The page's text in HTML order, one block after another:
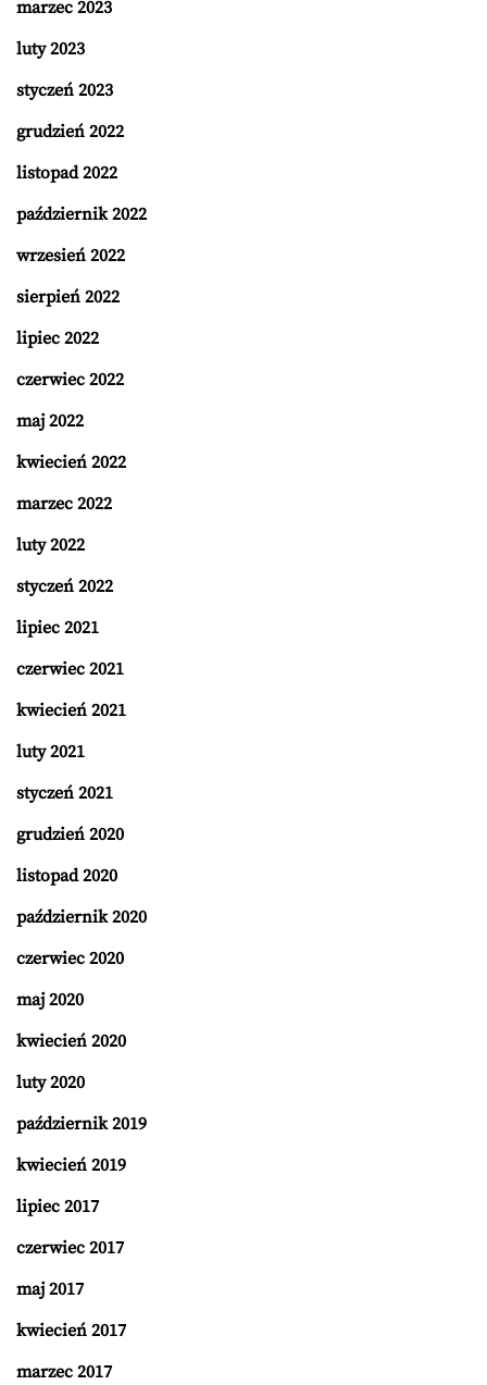
marzec 2023
luty 2023
styczeń 2023
grudzień 2022
listopad 2022
październik 2022
wrzesień 2022
sierpień 2022
lipiec 2022
czerwiec 2022
maj 2022
kwiecień 2022
marzec 2022
luty 2022
styczeń 2022
lipiec 2021
czerwiec 2021
kwiecień 2021
luty 2021
styczeń 2021
grudzień 2020
listopad 2020
październik 2020
czerwiec 2020
maj 2020
kwiecień 2020
luty 2020
październik 2019
kwiecień 2019
lipiec 2017
czerwiec 2017
maj 2017
kwiecień 2017
marzec 2017